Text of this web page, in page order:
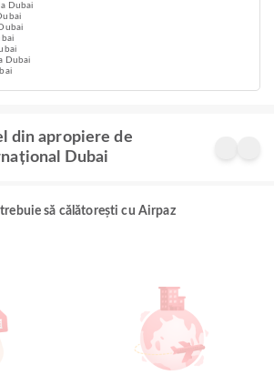
Dubai
Dubai
din apropiere de
Dubai
trebuie să călătorești cu Airpaz